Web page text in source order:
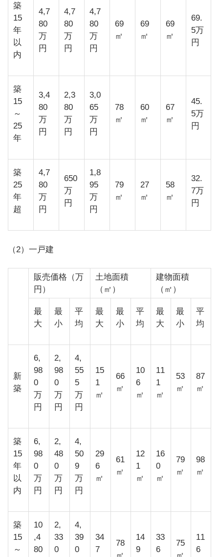
築
15
年
以
内
4,7
80
万
円
4,7
80
万
円
4,7
80
万
円
69
㎡
69
㎡
69
㎡
69.
5万
円
築
15
～
25
年
3,4
80
万
円
2,3
80
万
円
3,0
65
万
円
78
㎡
60
㎡
67
㎡
45.
5万
円
築
25
年
超
4,7
80
万
円
650
万
円
1,8
95
万
円
79
㎡
27
㎡
58
㎡
32.
7万
円
（2）一戸建
販売価格（万
円）
土地面積
（㎡）
建物面積
（㎡）
最
大
最
小
平
均
最
大
最
小
平
均
最
大
最
小
平
均
新
築
6,
98
0
万
円
2,
98
0
万
円
4,
55
5
万
円
15
1
㎡
66
㎡
10
6
㎡
11
1
㎡
53
㎡
87
㎡
築
15
年
以
内
6,
98
0
万
円
2,
48
0
万
円
4,
50
9
万
円
29
6
㎡
61
㎡
12
1
㎡
16
0
㎡
79
㎡
98
㎡
築
15
～
10
,4
80
2,
33
0
4,
39
0
34
7
78
14
9
33
6
75
11
6